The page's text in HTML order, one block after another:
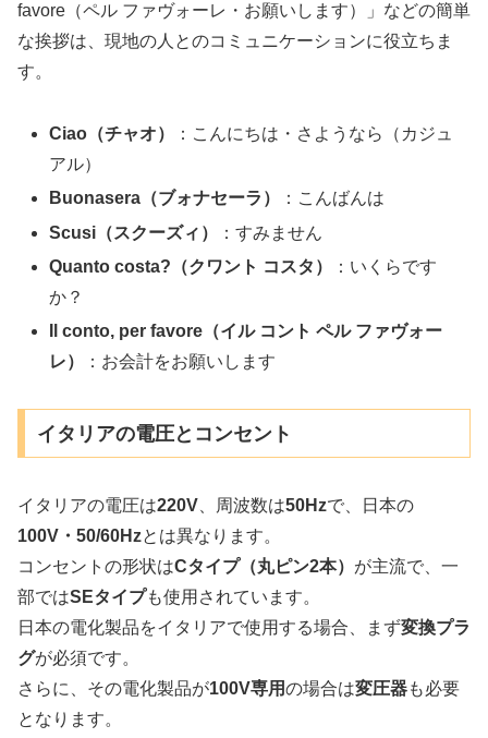
favore（ペル ファヴォーレ・お願いします）」などの簡単
な挨拶は、現地の人とのコミュニケーションに役立ちま
す。
Ciao（チャオ）
：こんにちは・さようなら（カジュ
アル）
Buonasera（ブォナセーラ）
：こんばんは
Scusi（スクーズィ）
：すみません
Quanto costa?（クワント コスタ）
：いくらです
か？
Il conto, per favore（イル コント ペル ファヴォー
レ）
：お会計をお願いします
イタリアの電圧とコンセント
イタリアの電圧は220V 、周波数は50Hzで、日本の
100V・50/60Hzとは異なります。
コンセントの形状はCタイプ（丸ピン2本） が主流で、一
部ではSEタイプも使用されています。
日本の電化製品をイタリアで使用する場合、まず変換プラ
グが必須です。
さらに、その電化製品が100V専用の場合は変圧器も必要
となります。